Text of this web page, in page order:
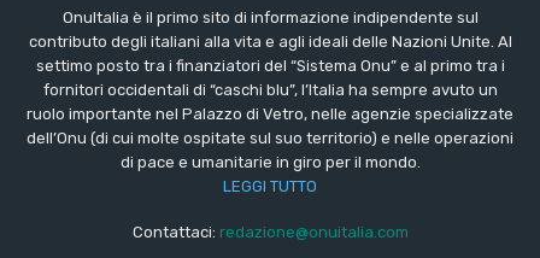
OnuItalia è il primo sito di informazione indipendente sul
contributo degli italiani alla vita e agli ideali delle Nazioni Unite. Al
settimo posto tra i finanziatori del “Sistema Onu” e al primo tra i
fornitori occidentali di “caschi blu”, l’Italia ha sempre avuto un
ruolo importante nel Palazzo di Vetro, nelle agenzie specializzate
dell’Onu (di cui molte ospitate sul suo territorio) e nelle operazioni
di pace e umanitarie in giro per il mondo.
LEGGI TUTTO
Contattaci: redazione@onuitalia.com